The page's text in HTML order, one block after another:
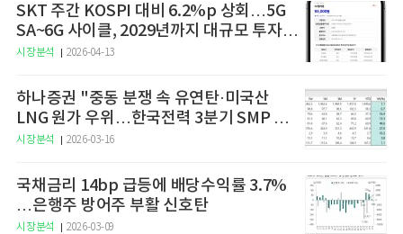
SKT 주간 KOSPI 대비 6.2%p 상회…5G
SA~6G 사이클, 2029년까지 대규모 투자
예고
시장분석 2026-04-13
하나증권 "중동 분쟁 속 유연탄·미국산
LNG 원가 우위…한국전력 3분기 SMP 상
승 전망"
시장분석 2026-03-16
국채금리 14bp 급등에 배당수익률 3.7%
…은행주 방어주 부활 신호탄
시장분석 2026-03-09